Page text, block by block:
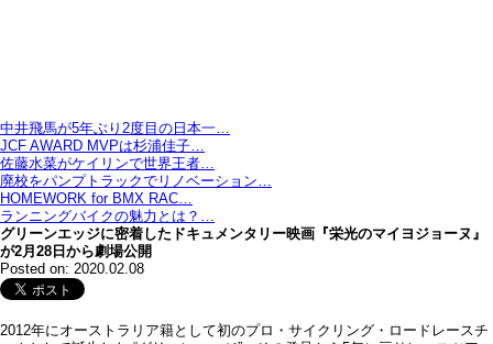
中井飛馬が5年ぶり2度目の日本一…
JCF AWARD MVPは杉浦佳子…
佐藤水菜がケイリンで世界王者…
廃校をパンプトラックでリノベーション…
HOMEWORK for BMX RAC…
ランニングバイクの魅力とは？…
グリーンエッジに密着したドキュメンタリー映画『栄光のマイヨジョーヌ』
が2月28日から劇場公開
Posted on: 2020.02.08
2012年にオーストラリア籍として初のプロ・サイクリング・ロードレースチ